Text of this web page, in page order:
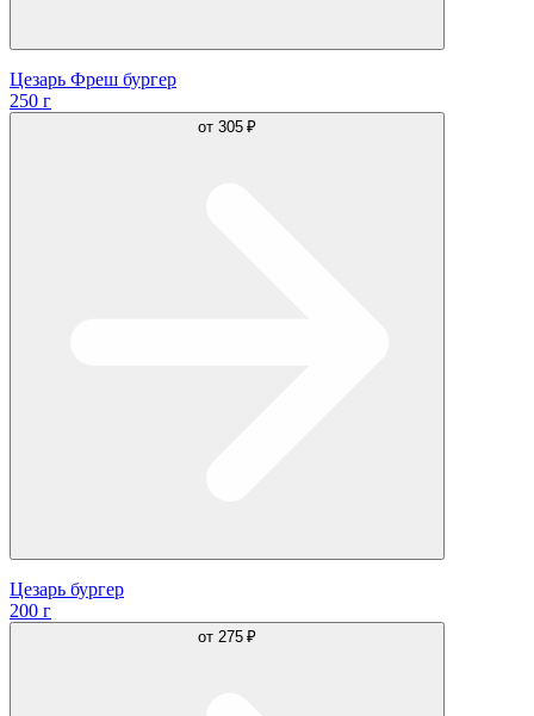
Цезарь Фреш бургер
250 г
от 305 ₽
Цезарь бургер
200 г
от 275 ₽